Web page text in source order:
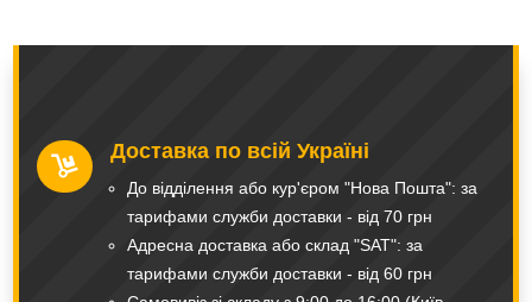

Доставка по всій Україні
До відділення або кур'єром "Нова Пошта": за
тарифами служби доставки - від 70 грн
Адресна доставка або склад "SAT": за
тарифами служби доставки - від 60 грн